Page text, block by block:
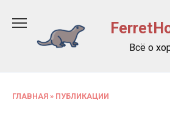
содержанию
Всё о
ГЛАВНАЯ » ПУБЛИКАЦИИ